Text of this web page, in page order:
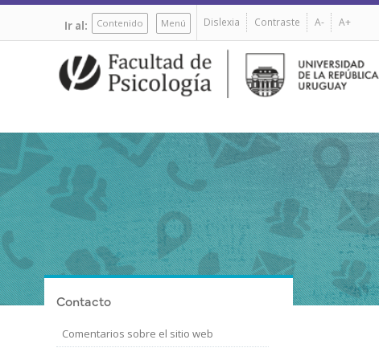
Pasar
contenido
Ir al: Contenido Menú Dislexia Contraste A- A+
Contacto
Comentarios sobre el sitio web